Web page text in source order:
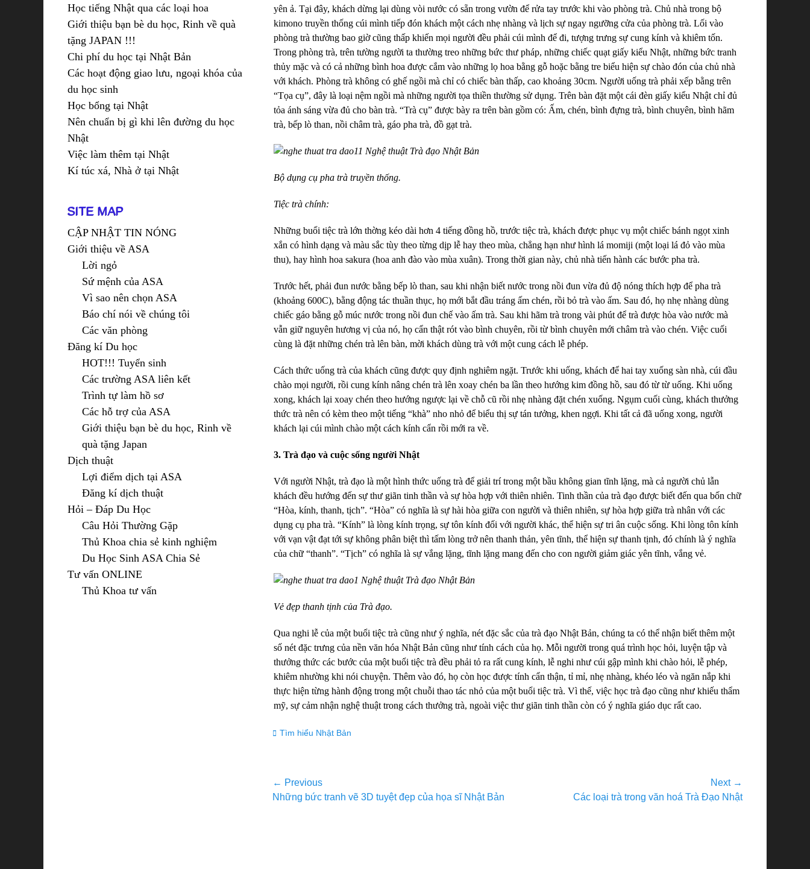
yên ả. Tại đây, khách dừng lại dùng vòi nước có sẵn trong vườn để rửa tay trước khi vào phòng trà. Chủ nhà trong bộ
kimono truyền thống cúi mình tiếp đón khách một cách nhẹ nhàng và lịch sự ngay ngưỡng cửa của phòng trà. Lối vào
phòng trà thường bao giờ cũng thấp khiến mọi người đều phải cúi mình để đi, tượng trưng sự cung kính và khiêm tốn.
Trong phòng trà, trên tường người ta thường treo những bức thư pháp, những chiếc quạt giấy kiểu Nhật, những bức tranh
thủy mặc và có cả những bình hoa được cắm vào những lọ hoa bằng gỗ hoặc bằng tre biểu hiện sự chào đón của chủ nhà
với khách. Phòng trà không có ghế ngồi mà chỉ có chiếc bàn thấp, cao khoảng 30cm. Người uống trà phải xếp bằng trên
“Tọa cụ”, đây là loại nệm ngồi mà những người tọa thiền thường sử dụng. Trên bàn đặt một cái đèn giấy kiểu Nhật chỉ đủ
tỏa ánh sáng vừa đủ cho bàn trà. “Trà cụ” được bày ra trên bàn gồm có: Ấm, chén, bình đựng trà, bình chuyên, bình hãm
trà, bếp lò than, nồi châm trà, gáo pha trà, đồ gạt trà.
Bộ dụng cụ pha trà truyền thống.
Tiệc trà chính:
Những buổi tiệc trà lớn thờng kéo dài hơn 4 tiếng đồng hồ, trước tiệc trà, khách được phục vụ một chiếc bánh ngọt xinh
xắn có hình dạng và màu sắc tùy theo từng dịp lễ hay theo mùa, chẳng hạn như hình lá momiji (một loại lá đỏ vào mùa
thu), hay hình hoa sakura (hoa anh đào vào mùa xuân). Trong thời gian này, chủ nhà tiến hành các bước pha trà.
Trước hết, phải đun nước bằng bếp lò than, sau khi nhận biết nước trong nồi đun vừa đủ độ nóng thích hợp để pha trà
(khoảng 600C), bằng động tác thuần thục, họ mới bắt đầu tráng ấm chén, rồi bỏ trà vào ấm. Sau đó, họ nhẹ nhàng dùng
chiếc gáo bằng gỗ múc nước trong nồi đun chế vào ấm trà. Sau khi hãm trà trong vài phút để trà được hòa vào nước mà
vẫn giữ nguyên hương vị của nó, họ cẩn thật rót vào bình chuyên, rồi từ bình chuyên mới châm trà vào chén. Việc cuối
cùng là đặt những chén trà lên bàn, mời khách dùng trà với một cung cách lễ phép.
Cách thức uống trà của khách cũng được quy định nghiêm ngặt. Trước khi uống, khách để hai tay xuống sàn nhà, cúi đầu
chào mọi người, rồi cung kính nâng chén trà lên xoay chén ba lần theo hướng kim đồng hồ, sau đó từ từ uống. Khi uống
xong, khách lại xoay chén theo hướng ngược lại về chỗ cũ rồi nhẹ nhàng đặt chén xuống. Ngụm cuối cùng, khách thưởng
thức trà nên có kèm theo một tiếng “khà” nho nhỏ để biểu thị sự tán tưởng, khen ngợi. Khi tất cả đã uống xong, người
khách lại cúi mình chào một cách kính cẩn rồi mới ra về.
3. Trà đạo và cuộc sống người Nhật
Với người Nhật, trà đạo là một hình thức uống trà để giải trí trong một bầu không gian tĩnh lặng, mà cả người chủ lẫn
khách đều hướng đến sự thư giãn tinh thần và sự hòa hợp với thiên nhiên. Tinh thần của trà đạo được biết đến qua bốn chữ
“Hòa, kính, thanh, tịch”. “Hòa” có nghĩa là sự hài hòa giữa con người và thiên nhiên, sự hòa hợp giữa trà nhân với các
dụng cụ pha trà. “Kính” là lòng kính trọng, sự tôn kính đối với người khác, thể hiện sự tri ân cuộc sống. Khi lòng tôn kính
với vạn vật đạt tới sự không phân biệt thì tấm lòng trở nên thanh thản, yên tĩnh, thể hiện sự thanh tịnh, đó chính là ý nghĩa
của chữ “thanh”. “Tịch” có nghĩa là sự vắng lặng, tĩnh lặng mang đến cho con người giảm giác yên tĩnh, vắng vẻ.
Vẻ đẹp thanh tịnh của Trà đạo.
Qua nghi lễ của một buổi tiệc trà cũng như ý nghĩa, nét đặc sắc của trà đạo Nhật Bản, chúng ta có thể nhận biết thêm một
số nét đặc trưng của nền văn hóa Nhật Bản cũng như tính cách của họ. Mỗi người trong quá trình học hỏi, luyện tập và
thưởng thức các bước của một buổi tiệc trà đều phải tỏ ra rất cung kính, lễ nghi như cúi gập mình khi chào hỏi, lễ phép,
khiêm nhường khi nói chuyện. Thêm vào đó, họ còn học được tính cẩn thận, tỉ mỉ, nhẹ nhàng, khéo léo và ngăn nắp khi
thực hiện từng hành động trong một chuỗi thao tác nhỏ của một buổi tiệc trà. Vì thế, việc học trà đạo cũng như khiếu thẩm
mỹ, sự cảm nhận nghệ thuật trong cách thưởng trà, ngoài việc thư giãn tinh thần còn có ý nghĩa giáo dục rất cao.
Categories
Tìm hiểu Nhật Bản
Post
navigation
← Previous
Previous
Những bức tranh vẽ 3D tuyệt đẹp của họa sĩ Nhật Bản
Next →
Các loại trà trong văn hoá Trà Đạo Nhật
Học tiếng Nhật qua các loại hoa
Giới thiệu bạn bè du học, Rinh về quà
tặng JAPAN !!!
Chi phí du học tại Nhật Bản
Các hoạt động giao lưu, ngoại khóa của
du học sinh
Học bổng tại Nhật
Nên chuẩn bị gì khi lên đường du học
Nhật
Việc làm thêm tại Nhật
Kí túc xá, Nhà ở tại Nhật
SITE MAP
CẬP NHẬT TIN NÓNG
Giới thiệu về ASA
Lời ngỏ
Sứ mệnh của ASA
Vì sao nên chọn ASA
Báo chí nói về chúng tôi
Các văn phòng
Đăng kí Du học
HOT!!! Tuyển sinh
Các trường ASA liên kết
Trình tự làm hồ sơ
Các hỗ trợ của ASA
Giới thiệu bạn bè du học, Rinh về
quà tặng Japan
Dịch thuật
Lợi điểm dịch tại ASA
Đăng kí dịch thuật
Hỏi – Đáp Du Học
Câu Hỏi Thường Gặp
Thủ Khoa chia sẻ kinh nghiệm
Du Học Sinh ASA Chia Sẻ
Tư vấn ONLINE
Thủ Khoa tư vấn